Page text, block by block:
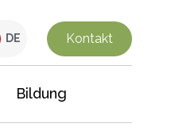
DE Kontakt
Bildung